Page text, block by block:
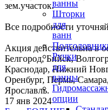
ванны
Шторки
для
ванн
Ручки
для
ванны
опции
зем.участок.
Все подробности
Акция действительна в
Белгород, Бийск,
Краснодар, Нижний
Оренбург, Пермь,
Ярославль.
17 янв 2024